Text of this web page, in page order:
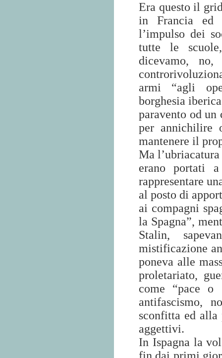
Era questo il
in Francia ed
l’impulso dei
tutte le
dicevamo,
armi “agli
borghesia
paravento od un
per annichilire
mantenere il
Ma
erano portati
rappresentare
al posto di
ai compagni
la Spagna”,
Stalin,
mistificazione
poneva alle
proletariato,
come “pace o
antifascismo,
sconfitta ed alla
aggettivi.
In Ispagna la